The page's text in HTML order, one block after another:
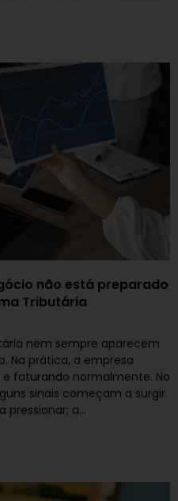
não está preparado
Tributária
nem sempre aparecem
Na prática, a empresa
faturando normalmente. No
sinais começam a surgir.
pressionar; a...